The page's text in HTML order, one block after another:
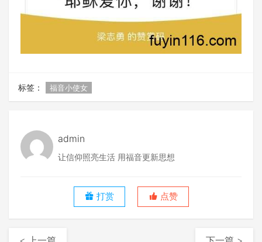
标签： 福音小使女
admin
让信仰照亮生活 用福音更新思想
打赏 点赞